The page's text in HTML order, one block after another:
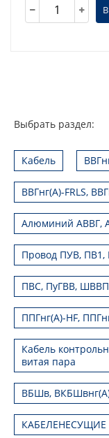
Выбрать раздел:
Кабель
ВВГнг(А)-FRLS,
Алюминий АВВГ,
Провод ПУВ, ПВ1,
ПВС, ПуГВВ, ШВВП
ППГнг(А)-HF,
Кабель
витая пара
ВБШв,